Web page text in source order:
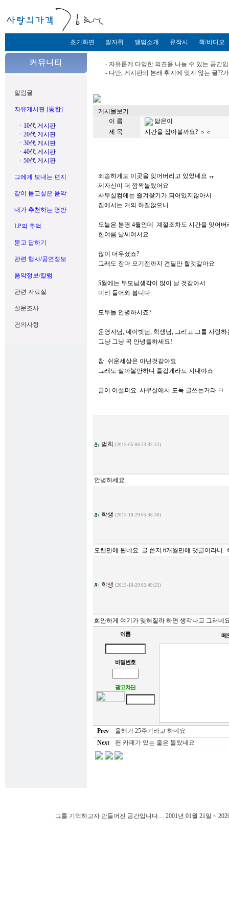
초기화면 발자취 앨범소개 유작시 책/비디오
알림글
자유게시판 [통합]
ㆍ 10代 게시판
ㆍ 20代 게시판
ㆍ 30代 게시판
ㆍ 40代 게시판
ㆍ 50代 게시판
그에게 보내는 편지
같이 듣고싶은 음악
내가 추천하는 명반
LP의 추억
묻고 답하기
관련 행사/공연정보
음악정보/칼럼
관련 자료실
설문조사
건의사항
- 자유롭게 다양한 의견을 나눌 수 있는 공간
- 다만, 게시판의 본래 취지에 맞지 않는 글??
게시물보기
이 름
닮은이
제 목
시간을 잡아볼까요? ㅎㅎ
죄송하게도 이곳을 잊어버리고 있었네요 ㅠ
제자신이 더 깜짝놀랐어요
사무실컴에는 즐겨찾기가 되어있지않아서
집에서는 거의 하질않으니
오늘은 분명 4월인데 계절조차도 시간을 잊어버
한여름 날씨여서요
많이 더우셨죠?
그래도 장마 오기전까지 견딜만 할것같아요
5월에는 부모님생각이 많이 날 것같아서
미리 들어와 봅니다.
모두들 안녕하시죠?
운영자님, 데이빗님, 학생님, 그리고 그를 사랑하
그냥 그냥 꼭 안녕들하세요!
참 쉬운세상은 아닌것같아요
그래도 살아볼만하니 즐겁게라도 지내야죠
글이 어설퍼요..사무실에서 도둑 글쓰는거라 ㅋ
범희 (2015-05-06 23:07:31)
안녕하세요
학생 (2015-10-29 05:48:40)
오랜만에 뵙네요. 글 쓴지 6개월만에 댓글이라니..
학생 (2015-10-29 05:49:25)
희안하게 여기가 잊혀질까 하면 생각나고 그러네
이름 메
비밀번호
광고차단
Prev
올해가 25주기라고 하네요
Next
팬 카페가 있는 줄은 몰랐네요
그를 기억하고자 만들어진 공간입니다… 2001년 01월 21일 ~